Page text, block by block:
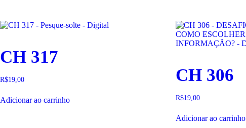
CH 317
R$19,00
Adicionar ao carrinho
CH 306
R$19,00
Adicionar ao carrinho